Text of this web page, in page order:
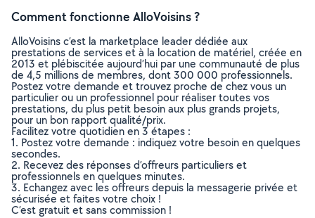
Comment fonctionne AlloVoisins ?
AlloVoisins c’est la marketplace leader dédiée aux
prestations de services et à la location de matériel, créée en
2013 et plébiscitée aujourd’hui par une communauté de plus
de 4,5 millions de membres, dont 300 000 professionnels.
Postez votre demande et trouvez proche de chez vous un
particulier ou un professionnel pour réaliser toutes vos
prestations, du plus petit besoin aux plus grands projets,
pour un bon rapport qualité/prix.
Facilitez votre quotidien en 3 étapes :
1. Postez votre demande : indiquez votre besoin en quelques
secondes.
2. Recevez des réponses d’offreurs particuliers et
professionnels en quelques minutes.
3. Echangez avec les offreurs depuis la messagerie privée et
sécurisée et faites votre choix !
C’est gratuit et sans commission !